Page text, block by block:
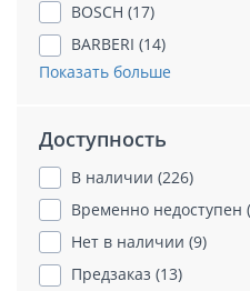
BOSCH (17)
BARBERI (14)
Показать больше
Доступность
В наличии (226)
Временно недоступен
Нет в наличии (9)
Предзаказ (13)